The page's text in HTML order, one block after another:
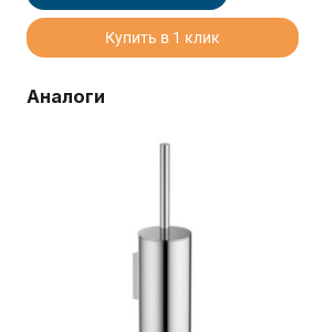
Купить в 1 клик
Аналоги